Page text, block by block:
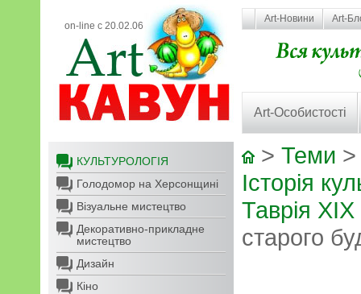
on-line с 20.02.06
Art-Новини Art-
Art-Особистості
КУЛЬТУРОЛОГІЯ
Голодомор на Херсонщині
Візуальне мистецтво
Декоративно-прикладне
мистецтво
Дизайн
Кіно
> Теми
Історія
Таврія XIX
старого